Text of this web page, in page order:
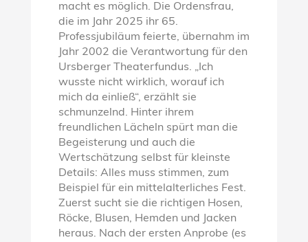
macht es möglich. Die Ordensfrau,
die im Jahr 2025 ihr 65.
Professjubiläum feierte, übernahm im
Jahr 2002 die Verantwortung für den
Ursberger Theaterfundus. „Ich
wusste nicht wirklich, worauf ich
mich da einließ“, erzählt sie
schmunzelnd. Hinter ihrem
freundlichen Lächeln spürt man die
Begeisterung und auch die
Wertschätzung selbst für kleinste
Details: Alles muss stimmen, zum
Beispiel für ein mittelalterliches Fest.
Zuerst sucht sie die richtigen Hosen,
Röcke, Blusen, Hemden und Jacken
heraus. Nach der ersten Anprobe (es